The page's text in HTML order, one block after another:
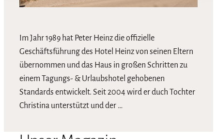
Im Jahr 1989 hat Peter Heinz die offizielle
Geschäftsführung des Hotel Heinz von seinen Eltern
übernommen und das Haus in großen Schritten zu
einem Tagungs- & Urlaubshotel gehobenen
Standards entwickelt. Seit 2004 wird er duch Tochter
Christina unterstützt und der …